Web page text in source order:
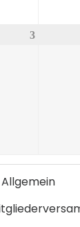
3
Allgemein